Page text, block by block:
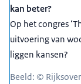
kan beter?
Op het congres
uitvoering van
liggen kansen?
Beeld: ©